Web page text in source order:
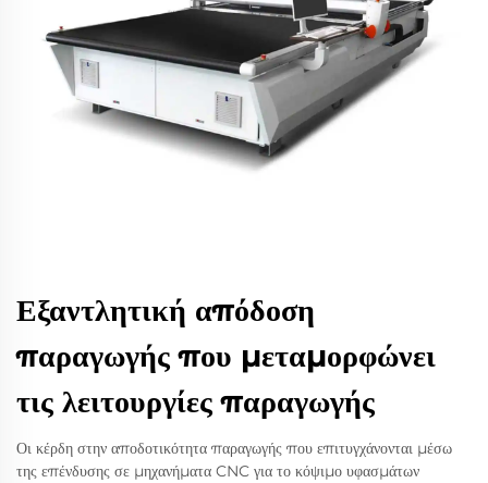
Εξαντλητική απόδοση
παραγωγής που μεταμορφώνει
τις λειτουργίες παραγωγής
Οι κέρδη στην αποδοτικότητα παραγωγής που επιτυγχάνονται μέσω
της επένδυσης σε μηχανήματα CNC για το κόψιμο υφασμάτων